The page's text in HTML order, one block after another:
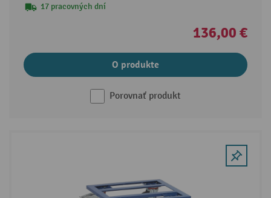
17 pracovných dní
136,00 €
O produkte
Porovnať produkt